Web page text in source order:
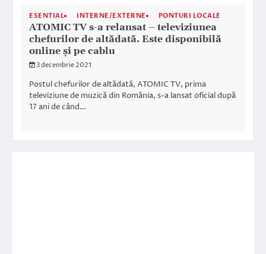
ESENTIAL INTERNE/EXTERNE PONTURI LOCALE
ATOMIC TV s-a relansat – televiziunea
chefurilor de altădată. Este disponibilă
online și pe cablu
3 decembrie 2021
Postul chefurilor de altădată, ATOMIC TV, prima
televiziune de muzică din România, s-a lansat oficial după
17 ani de când…